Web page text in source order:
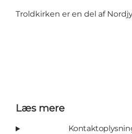
Troldkirken er en del af
Læs mere